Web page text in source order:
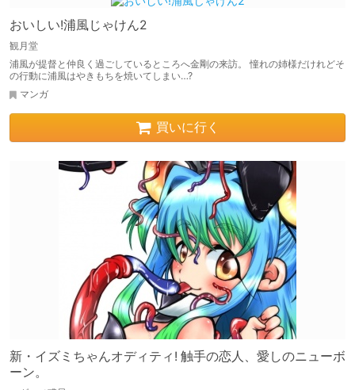
おいしい!浦風じゃけん2
観月堂
浦風が提督と仲良く過ごしているところへ金剛の来訪。 憧れの姉様だけれどそ
の行動に浦風はやきもちを焼いてしまい…?
マンガ
買いに行く
新・イズミちゃんオディティ! 触手の恋人、愛しのニューボ
ーン。